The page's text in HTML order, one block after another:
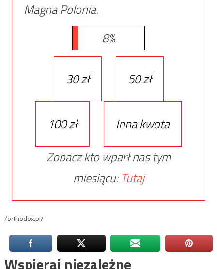
Magna Polonia.
8%
30 zł 50 zł
100 zł
Inna kwota
Zobacz kto wparł nas tym
miesiącu: Tutaj
/orthodox.pl/
Wspieraj niezależne